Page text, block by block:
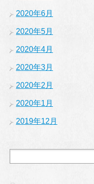
2020年6月
2020年5月
2020年4月
2020年3月
2020年2月
2020年1月
2019年12月